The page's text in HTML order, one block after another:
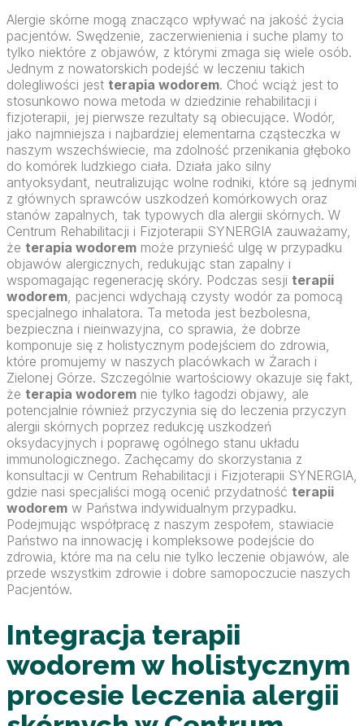
Alergie skórne mogą znacząco wpływać na jakość życia
pacjentów. Swędzenie, zaczerwienienia i suche plamy to
tylko niektóre z objawów, z którymi zmaga się wiele osób.
Jednym z nowatorskich podejść w leczeniu takich
dolegliwości jest terapia wodorem. Choć wciąż jest to
stosunkowo nowa metoda w dziedzinie rehabilitacji i
fizjoterapii, jej pierwsze rezultaty są obiecujące. Wodór,
jako najmniejsza i najbardziej elementarna cząsteczka w
naszym wszechświecie, ma zdolność przenikania głęboko
do komórek ludzkiego ciała. Działa jako silny
antyoksydant, neutralizując wolne rodniki, które są jednymi
z głównych sprawców uszkodzeń komórkowych oraz
stanów zapalnych, tak typowych dla alergii skórnych. W
Centrum Rehabilitacji i Fizjoterapii SYNERGIA zauważamy,
że terapia wodorem może przynieść ulgę w przypadku
objawów alergicznych, redukując stan zapalny i
wspomagając regenerację skóry. Podczas sesji terapii
wodorem , pacjenci wdychają czysty wodór za pomocą
specjalnego inhalatora. Ta metoda jest bezbolesna,
bezpieczna i nieinwazyjna, co sprawia, że dobrze
komponuje się z holistycznym podejściem do zdrowia,
które promujemy w naszych placówkach w Żarach i
Zielonej Górze. Szczególnie wartościowy okazuje się fakt,
że terapia wodorem nie tylko łagodzi objawy, ale
potencjalnie również przyczynia się do leczenia przyczyn
alergii skórnych poprzez redukcję uszkodzeń
oksydacyjnych i poprawę ogólnego stanu układu
immunologicznego. Zachęcamy do skorzystania z
konsultacji w Centrum Rehabilitacji i Fizjoterapii SYNERGIA,
gdzie nasi specjaliści mogą ocenić przydatność terapii
wodorem w Państwa indywidualnym przypadku.
Podejmując współpracę z naszym zespołem, stawiacie
Państwo na innowację i kompleksowe podejście do
zdrowia, które ma na celu nie tylko leczenie objawów, ale
przede wszystkim zdrowie i dobre samopoczucie naszych
Pacjentów.
Integracja terapii
wodorem w holistycznym
procesie leczenia alergii